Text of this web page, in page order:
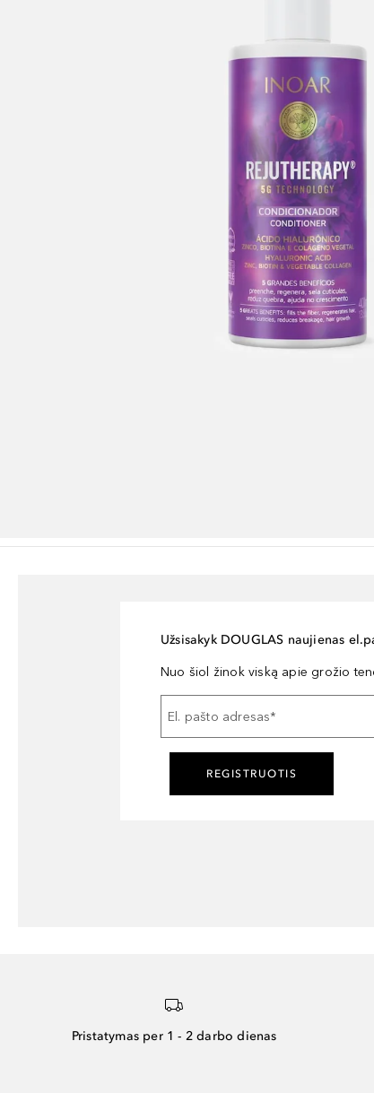
Užsisakyk DOUGLAS naujienas
Nuo šiol žinok viską apie grožio
El. pašto adresas*
REGISTRUOTIS
Pristatymas per 1 - 2 darbo dienas